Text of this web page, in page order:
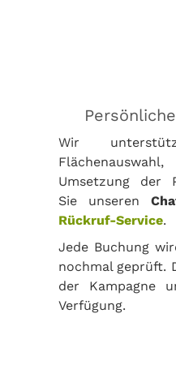
Wir
Umsetzung der
Sie unseren
Rückruf-Service.
Jede Buchung
nochmal geprüft.
der Kampagne
Verfügung.